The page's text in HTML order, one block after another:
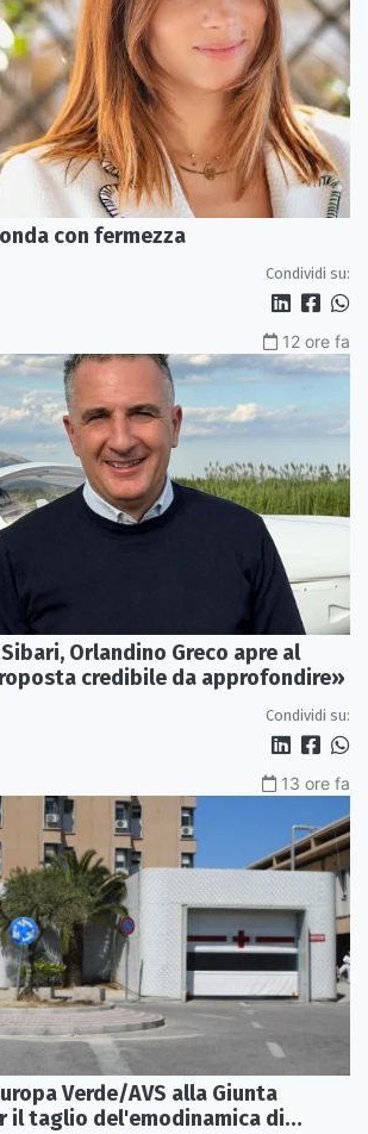
con fermezza
Condividi su:
12 ore fa
Orlandino Greco apre al
credibile da approfondire»
Condividi su:
13 ore fa
Verde/AVS alla Giunta
il taglio del'emodinamica di